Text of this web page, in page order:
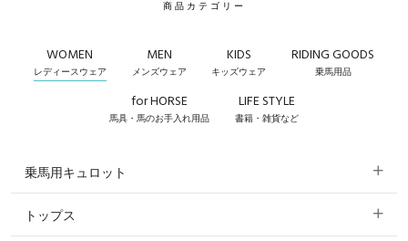
商品カテゴリー
WOMEN
レディースウェア
MEN
メンズウェア
KIDS
キッズウェア
RIDING GOODS
乗馬用品
for HORSE
馬具・馬のお手入れ用品
LIFE STYLE
書籍・雑貨など
乗馬用キュロット
すべてのキュロット
トップス